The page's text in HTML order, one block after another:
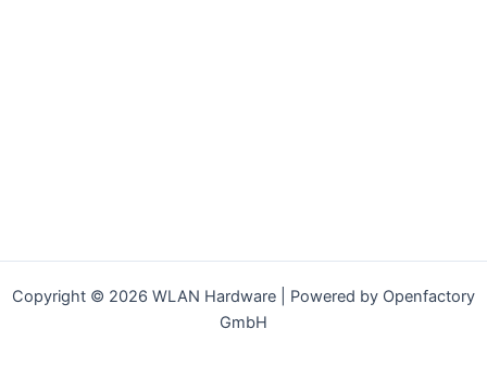
Copyright © 2026 WLAN Hardware | Powered by Openfactory
GmbH